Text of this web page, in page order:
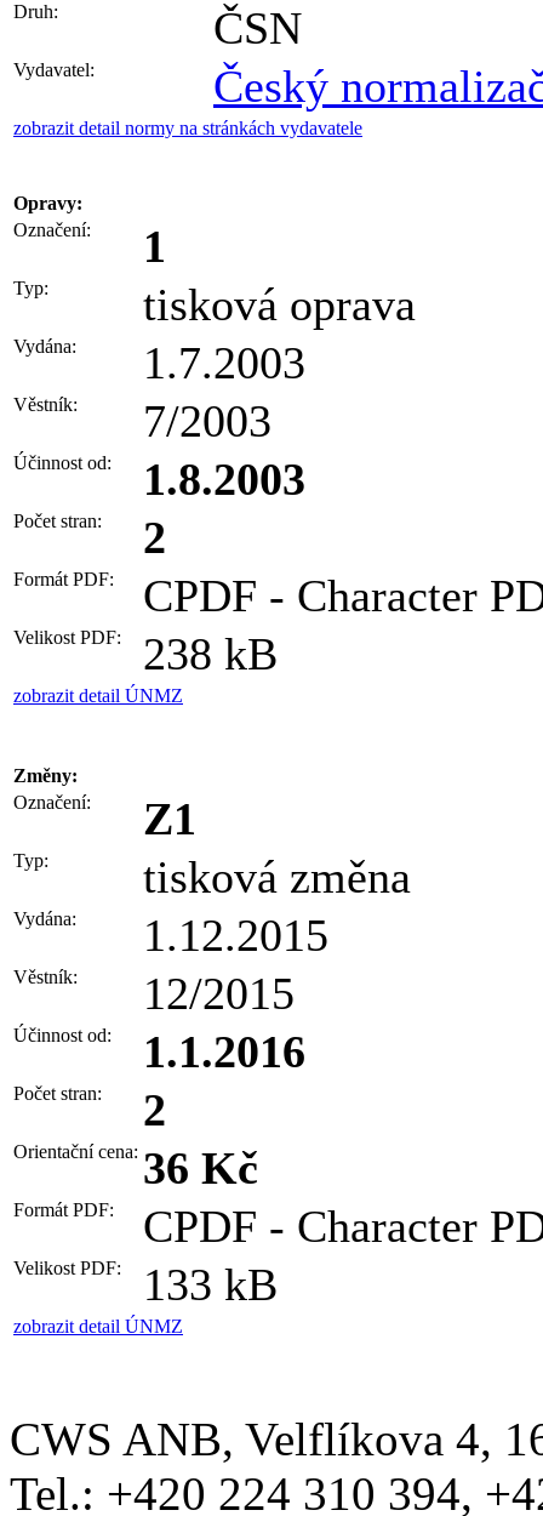
Druh: ČSN
Vydavatel: Český
zobrazit detail normy na stránkách vydavatele
Opravy:
Označení:
1
Typ: tisková oprava
Vydána: 1.7.2003
Věstník: 7/2003
Účinnost od: 1.8.2003
Počet stran: 2
Formát PDF: CPDF - Character
Velikost PDF: 238 kB
zobrazit detail ÚNMZ
Změny:
Označení:
Z1
Typ: tisková změna
Vydána: 1.12.2015
Věstník: 12/2015
Účinnost od: 1.1.2016
Počet stran: 2
Orientační cena: 36 Kč
Formát PDF: CPDF - Character
Velikost PDF: 133 kB
zobrazit detail ÚNMZ
CWS ANB, Velflíkova 4,
Tel.: +420 224 310 394,